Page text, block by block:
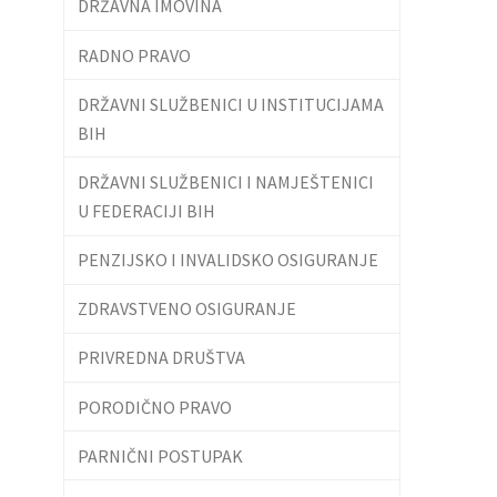
DRŽAVNA IMOVINA
RADNO PRAVO
DRŽAVNI SLUŽBENICI U INSTITUCIJAMA
BIH
DRŽAVNI SLUŽBENICI I NAMJEŠTENICI
U FEDERACIJI BIH
PENZIJSKO I INVALIDSKO OSIGURANJE
ZDRAVSTVENO OSIGURANJE
PRIVREDNA DRUŠTVA
PORODIČNO PRAVO
PARNIČNI POSTUPAK